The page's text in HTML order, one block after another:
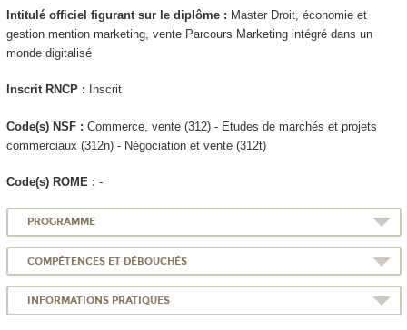
Intitulé officiel figurant sur le diplôme : Master Droit, économie et
gestion mention marketing, vente Parcours Marketing intégré dans un
monde digitalisé
Inscrit RNCP: Inscrit
Code(s) NSF : Commerce, vente (312) - Etudes de marchés et projets
commerciaux (312n) - Négociation et vente (312t)
Code(s) ROME : -
PROGRAMME
COMPÉTENCES ET DÉBOUCHÉS
INFORMATIONS PRATIQUES